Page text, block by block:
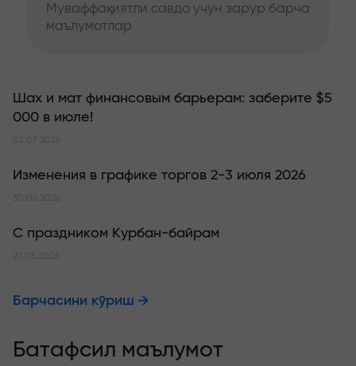
Муваффақиятли савдо учун зарур барча
маълумотлар
Шах и мат финансовым барьерам: заберите $5
000 в июле!
02.07.2026
Изменения в графике торгов 2-3 июля 2026
30.06.2026
С праздником Курбан-байрам
27.05.2026
Барчасини кўриш
Батафсил маълумот